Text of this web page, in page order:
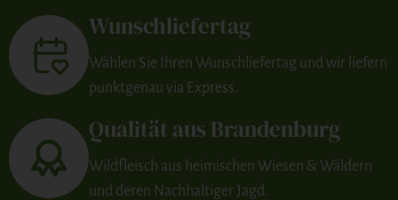
Wunschliefertag
Wählen Sie Ihren Wunschliefertag und wir liefern
punktgenau via Express.
Qualität aus Brandenburg
Wildfleisch aus heimischen Wiesen & Wäldern
und deren Nachhaltiger Jagd.